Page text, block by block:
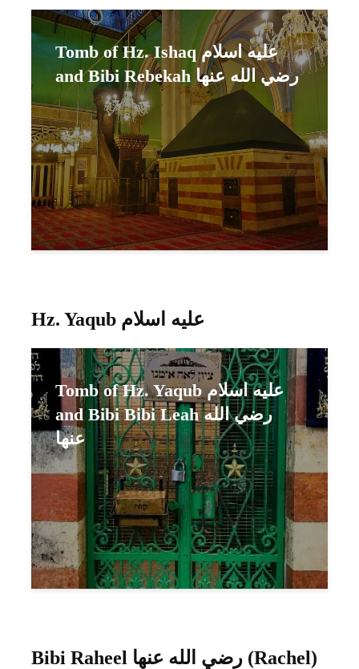
Tomb of Hz. Ishaq عليه اسلام
and Bibi Rebekah رضي الله عنها
Hz. Yaqub عليه اسلام
Tomb of Hz. Yaqub عليه اسلام
and Bibi Bibi Leah رضي الله
عنها
Bibi Raheel رضي الله عنها (Rachel)